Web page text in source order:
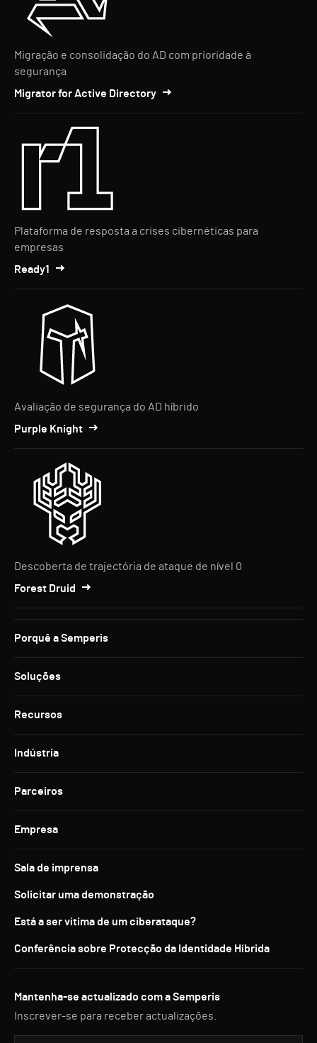
Migração e consolidação do AD com prioridade à
segurança
Migrator for Active Directory
Plataforma de resposta a crises cibernéticas para
empresas
Ready1
Avaliação de segurança do AD híbrido
Purple Knight
Descoberta de trajectória de ataque de nível 0
Forest Druid
Porquê a Semperis
Soluções
Recursos
Indústria
Parceiros
Empresa
Sala de imprensa
Solicitar uma demonstração
Está a ser vítima de um ciberataque?
Conferência sobre Protecção da Identidade Híbrida
Mantenha-se actualizado com a Semperis
Inscrever-se para receber actualizações.